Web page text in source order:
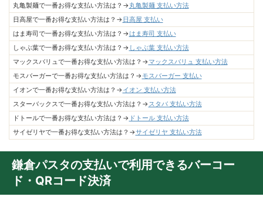
丸亀製麺で一番お得な支払い方法は？→丸亀製麺 支払い方法
日高屋で一番お得な支払い方法は？→日高屋 支払い
はま寿司で一番お得な支払い方法は？→はま寿司 支払い
しゃぶ葉で一番お得な支払い方法は？→ しゃぶ葉 支払い方法
マックスバリュで一番お得な支払い方法は？→マックスバリュ 支払い方法
モスバーガーで一番お得な支払い方法は？→モスバーガー 支払い
イオンで一番お得な支払い方法は？→イオン 支払い方法
スターバックスで一番お得な支払い方法は？→スタバ 支払い方法
ドトールで一番お得な支払い方法は？→ ドトール 支払い方法
サイゼリヤで一番お得な支払い方法は？→サイゼリヤ 支払い方法
鎌倉パスタの支払いで利用できるバーコー
ド・QRコード決済